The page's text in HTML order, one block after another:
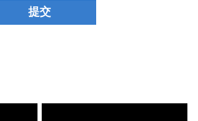
提交